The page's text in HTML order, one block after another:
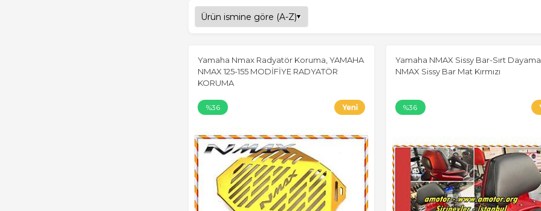
Yamaha Nmax Radyatör Koruma, YAMAHA
NMAX 125-155 MODİFİYE RADYATÖR
KORUMA
%36
Yamaha NMAX Sissy Bar-Sırt Dayama,
NMAX Sissy Bar Mat Kırmızı
%36